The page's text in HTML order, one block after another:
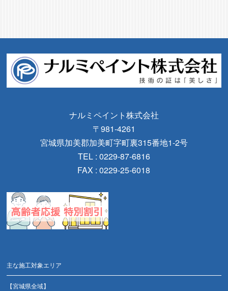
ナルミペイント株式会社
〒981-4261
宮城県加美郡加美町字町裏315番地1-2号
TEL : 0229-87-6816
FAX : 0229-25-6018
主な施工対象エリア
【宮城県全域】